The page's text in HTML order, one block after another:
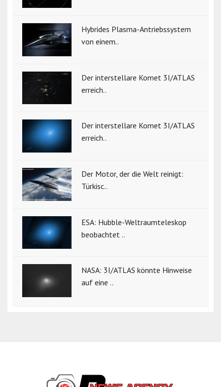
Hybrides Plasma-Antriebssystem
von einem..
Der interstellare Komet 3I/ATLAS
erreich..
Der interstellare Komet 3I/ATLAS
erreich..
Der Motor, der die Welt reinigt:
Türkisc..
ESA: Hubble-Weltraumteleskop
beobachtet ..
NASA: 3I/ATLAS könnte Hinweise
auf eine ..